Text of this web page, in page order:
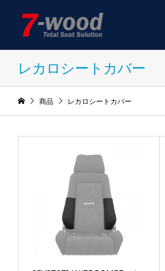
レカロシートカバー
商品 レカロシートカバー